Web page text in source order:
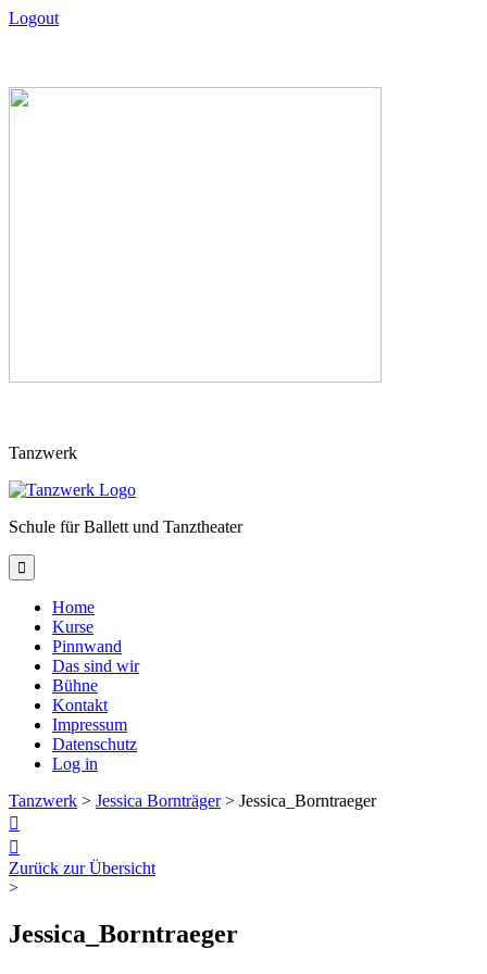
Logout
to
Tanzwerk
Schule für Ballett und Tanztheater

Home
Kurse
Pinnwand
Das sind wir
Bühne
Kontakt
Impressum
Datenschutz
Log in
Tanzwerk > Jessica Bornträger> Jessica_Borntraeger


Zurück zur Übersicht
>
Jessica_Borntraeger